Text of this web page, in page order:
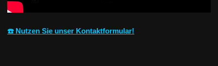
☎️ Nutzen Sie unser Kontaktformular!